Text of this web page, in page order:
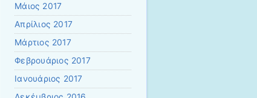
Μάιος 2017
Απρίλιος 2017
Μάρτιος 2017
Φεβρουάριος 2017
Ιανουάριος 2017